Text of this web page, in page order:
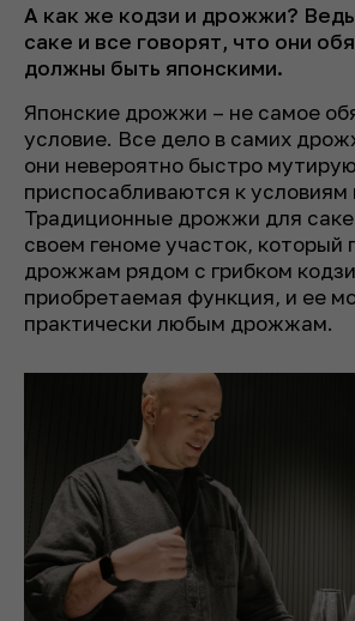
А как же кодзи и дрожжи?
саке и все говорят, что они
должны быть японскими.
Японские дрожжи – не самое
условие. Все дело в самих
они невероятно быстро
приспосабливаются к условиям
Традиционные дрожжи для
своем геноме участок, который
дрожжам рядом с грибком
приобретаемая функция, и ее
практически любым дрожжам.